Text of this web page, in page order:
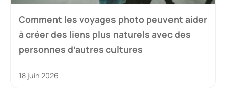
Comment les voyages photo peuvent aider
à créer des liens plus naturels avec des
personnes d’autres cultures
18 juin 2026